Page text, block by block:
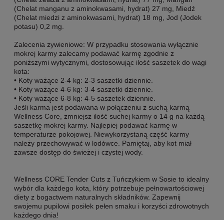
(Chelat manganu z aminokwasami, hydrat) 27 mg, Miedź
(Chelat miedzi z aminokwasami, hydrat) 18 mg, Jod (Jodek
potasu) 0,2 mg.
Zalecenia zywieniowe: W przypadku stosowania wyłącznie
mokrej karmy zalecamy podawać karmę zgodnie z
poniższymi wytycznymi, dostosowując ilość saszetek do wagi
kota:
• Koty ważące 2-4 kg: 2-3 saszetki dziennie.
• Koty ważące 4-6 kg: 3-4 saszetki dziennie.
• Koty ważące 6-8 kg: 4-5 saszetek dziennie.
Jeśli karma jest podawana w połączeniu z suchą karmą
Wellness Core, zmniejsz ilość suchej karmy o 14 g na każdą
saszetkę mokrej karmy. Najlepiej podawać karmę w
temperaturze pokojowej. Niewykorzystaną część karmy
należy przechowywać w lodówce. Pamiętaj, aby kot miał
zawsze dostęp do świeżej i czystej wody.
Wellness CORE Tender Cuts z Tuńczykiem w Sosie to idealny
wybór dla każdego kota, który potrzebuje pełnowartościowej
diety z bogactwem naturalnych składników. Zapewnij
swojemu pupilowi posiłek pełen smaku i korzyści zdrowotnych
każdego dnia!